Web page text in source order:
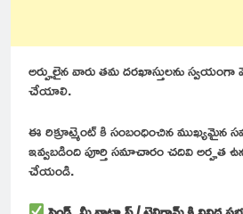
అర్హులైన వారు తమ దరఖాస్తులను స్వయంగా
చేయాలి.
ఈ రిక్రూట్మెంట్ కి సంబంధించిన ముఖ్యమైన
ఇవ్వబడింది పూర్తి సమాచారం చదివి అర్హత
చేయండి.